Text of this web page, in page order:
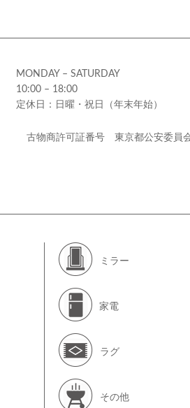
MONDAY – SATURDAY
10:00 – 18:00
定休日：日曜・祝日（年末年始）
古物商許可証番号 東京都公安委員
ミラー
家電
ラグ
その他